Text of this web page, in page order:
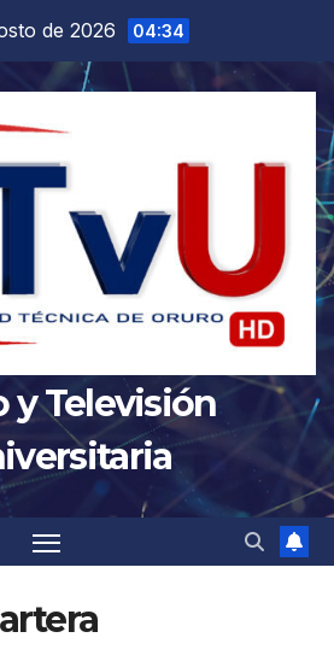
de 2026 04:34
y Televisión